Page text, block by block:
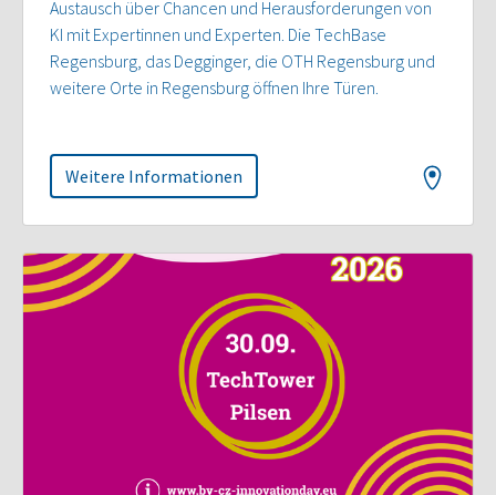
Austausch über Chancen und Herausforderungen von
KI mit Expertinnen und Experten. Die TechBase
Regensburg, das Degginger, die OTH Regensburg und
weitere Orte in Regensburg öffnen Ihre Türen.
Weitere Informationen